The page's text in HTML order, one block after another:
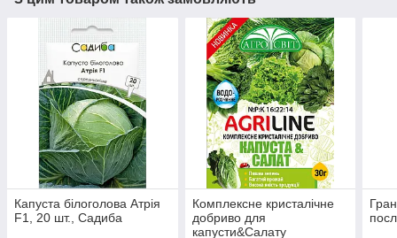
Капуста білоголова Атрія
F1, 20 шт., Садиба
Комплексне кристалічне
добриво для
капусти&Салату